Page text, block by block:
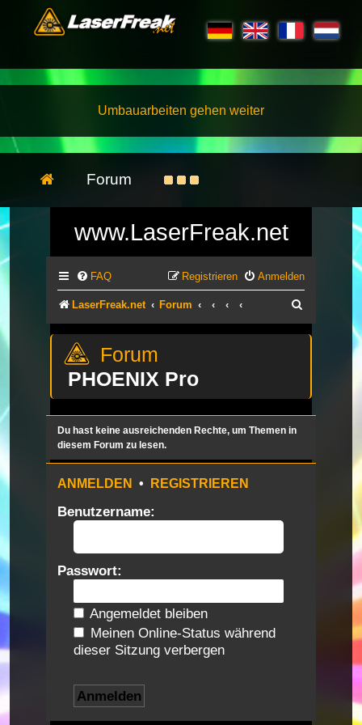
Umbauarbeiten gehen weiter
Forum
www.LaserFreak.net
FAQ Anmelden
Registrieren
LaserFreak.net Forum
PHOENIX Pro
Du hast keine ausreichenden Rechte, um Themen in
diesem Forum zu lesen.
ANMELDEN • REGISTRIEREN
Benutzername:
Passwort:
Angemeldet bleiben
Meinen Online-Status während
dieser Sitzung verbergen